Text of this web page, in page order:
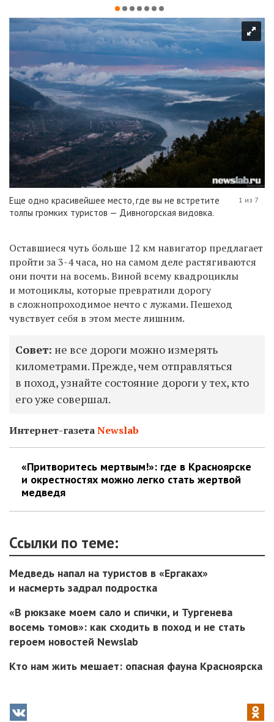
Еще одно красивейшее место, где вы не встретите
толпы громких туристов — Дивногорская видовка.
1 из 7
Оставшиеся чуть больше 12 км навигатор предлагает
пройти за 3-4 часа, но на самом деле растягиваются
они почти на восемь. Виной всему квадроциклы
и мотоциклы, которые превратили дорогу
в сложнопроходимое нечто с лужами. Пешеход
чувствует себя в этом месте лишним.
Совет: не все дороги можно измерять
километрами. Прежде, чем отправляться
в поход, узнайте состояние дороги у тех, кто
его уже совершал.
Интернет-газетаNewslab
«Притворитесь мертвым!»: где в Красноярске
и окрестностях можно легко стать жертвой
медведя
Ссылки по теме:
Медведь напал на туристов в «Ергаках»
и насмерть задрал подростка
«В рюкзаке моем сало и спички, и Тургенева
восемь томов»: как сходить в поход и не стать
героем новостей Newslab
Кто нам жить мешает: опасная фауна Красноярска